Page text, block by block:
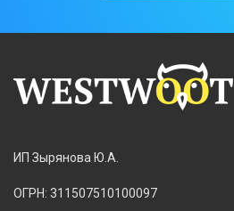
ИП Зырянова Ю.А.
ОГРН: 311507510100097